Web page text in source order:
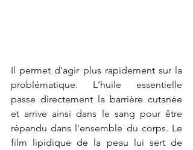
Il permet d'agir plus rapidement sur la
problématique. L'huile essentielle
passe directement la barrière cutanée
et arrive ainsi dans le sang pour être
répandu dans l'ensemble du corps. Le
film lipidique de la peau lui sert de